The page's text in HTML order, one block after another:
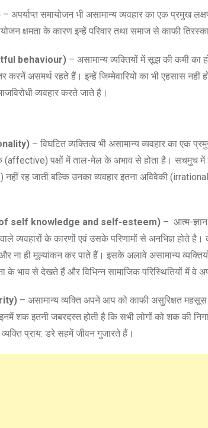
– अपर्याप्त समायोजन भी असामान्य व्यवहार का एक प्रमुख
क्षमता के कारण इन्हें परिवार तथा समाज से काफी
behaviour) – असामान्य व्यक्तियों में सूझ की कमी का
असमर्थ रहते हैं। इन्हें जिम्मेवारियों का भी एहसास नहीं
व्यवहार करते जाते है।
– विघटित व्यक्तित्व भी असामान्य व्यवहार का एक
पक्षों में ताल-मेल के अभाव से होता है। सचमुच में
रह जाती बल्कि उनका व्यवहार इतना अविवेकी
self knowledge and self-esteem) – आत्म-
वाले व्यवहारों के कारणों एवं उसके परिणामों से अनभिज्ञ होते
और ना ही मूल्यांकन कर पाते हैं। इसके अलावे असामान्य
के भाव से देखते हैं और विभिन्न सामाजिक परिस्थितियों
– असामान्य व्यक्ति अपने आप को काफी असुरिक्षत
शक इतनी जबरदस्त होती है कि सभी लोगों को शक की
प्राय: डरे सहमें जीवन गुजारते हैं।